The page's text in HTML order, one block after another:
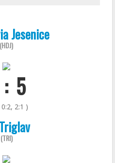
Jesenice
(HDJ)
5
2:1 )
(TRI)